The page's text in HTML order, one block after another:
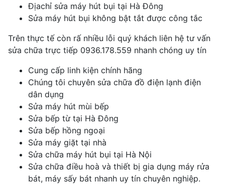
Địachỉ sửa máy hút bụi tại Hà Đông
Sửa máy hút bụi không bật tắt được công tắc
Trên thực tế còn rấ nhiều lỗi quý khách liên hệ tư vấn
sửa chữa trực tiếp 0936.178.559 nhanh chóng uy tín
Cung cấp linh kiện chính hãng
Chúng tôi chuyên sửa chữa đồ điện lạnh điện
dân dụng
Sửa máy hút mùi bếp
Sửa bếp từ tại Hà Đông
Sửa bếp hồng ngoại
Sửa máy giặt tại nhà
Sửa chữa máy hút bụi tại Hà Nội
Sửa chữa điều hoà và thiết bị gia dụng máy rửa
bát, máy sấy bát nhanh uy tín chuyên nghiệp.